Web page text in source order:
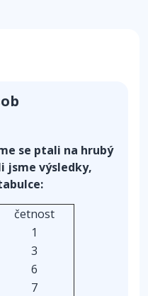
se ptali na hrubý
jsme výsledky,
četnost
1
3
6
7